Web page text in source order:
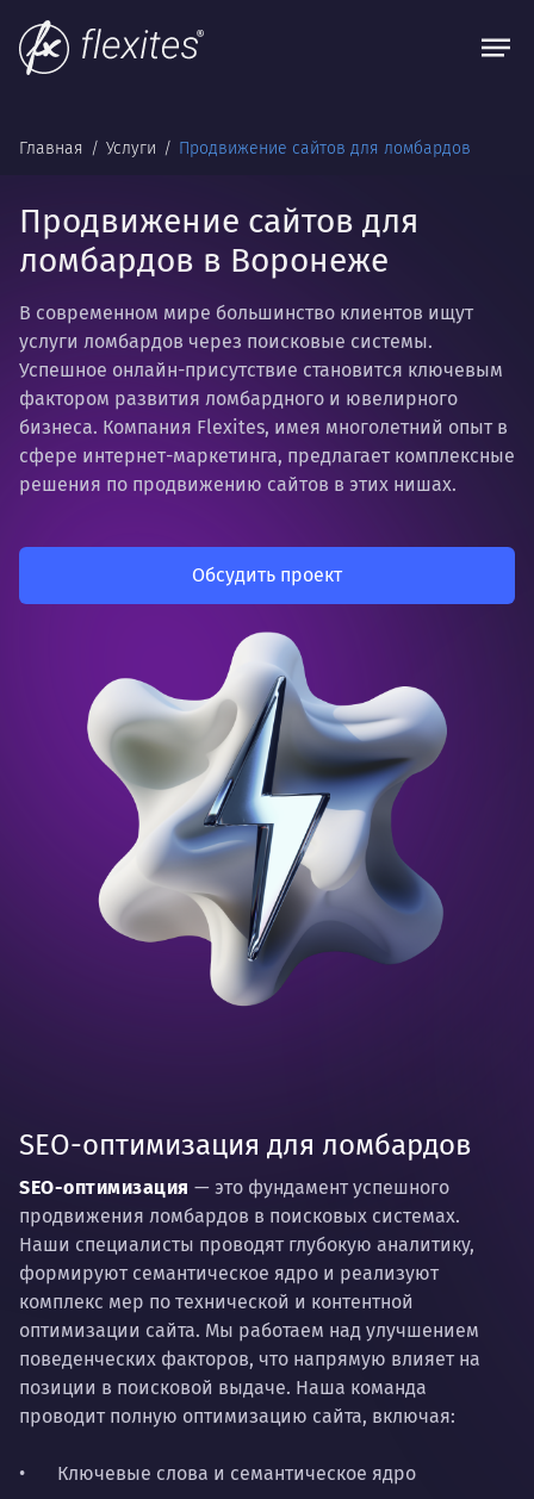
Главная Услуги Продвижение сайтов для ломбардов
Продвижение сайтов для
ломбардов в Воронеже
В современном мире большинство клиентов ищут
услуги ломбардов через поисковые системы.
Успешное онлайн-присутствие становится ключевым
фактором развития ломбардного и ювелирного
бизнеса. Компания Flexites, имея многолетний опыт в
сфере интернет-маркетинга, предлагает комплексные
решения по продвижению сайтов в этих нишах.
Обсудить проект
SEO-оптимизация для ломбардов
SEO-оптимизация — это фундамент успешного
продвижения ломбардов в поисковых системах.
Наши специалисты проводят глубокую аналитику,
формируют семантическое ядро и реализуют
комплекс мер по технической и контентной
оптимизации сайта. Мы работаем над улучшением
поведенческих факторов, что напрямую влияет на
позиции в поисковой выдаче. Наша команда
проводит полную оптимизацию сайта, включая:
Ключевые слова и семантическое ядро